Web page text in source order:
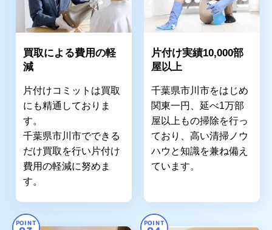
買取による費用の軽
減
片付けコミットは買取
にも精通しておりま
す。
千葉県市川市でできる
だけ買取を行い片付け
費用の軽減に努めま
す。
片付け実績10,000部
屋以上
千葉県市川市をはじめ
関東一円、延べ1万部
屋以上もの掃除を行っ
ており、高い清掃ノウ
ハウと知識を兼ね備え
ています。
POINT POINT